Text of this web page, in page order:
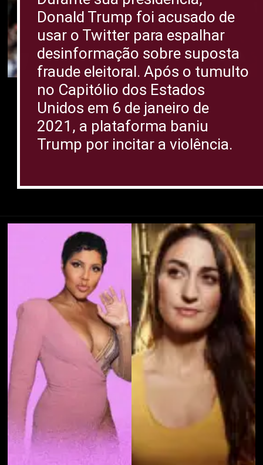
Donald Trump foi acusado de
usar o Twitter para espalhar
desinformação sobre suposta
fraude eleitoral. Após o tumulto
no Capitólio dos Estados
Unidos em 6 de janeiro de
2021, a plataforma baniu
Trump por incitar a violência.